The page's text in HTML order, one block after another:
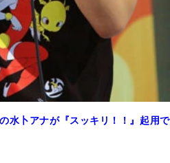
水卜アナが『スッキリ！！』起用で